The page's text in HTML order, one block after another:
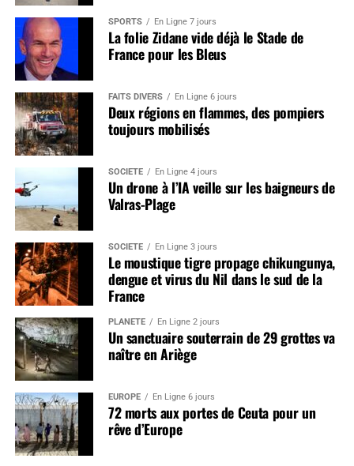
SPORTS En Ligne 7 jours
La folie Zidane vide déjà le Stade de
France pour les Bleus
FAITS DIVERS En Ligne 6 jours
Deux régions en flammes, des pompiers
toujours mobilisés
SOCIÉTÉ En Ligne 4 jours
Un drone à l’IA veille sur les baigneurs de
Valras-Plage
SOCIÉTÉ En Ligne 3 jours
Le moustique tigre propage chikungunya,
dengue et virus du Nil dans le sud de la
France
PLANÈTE En Ligne 2 jours
Un sanctuaire souterrain de 29 grottes va
naître en Ariège
EUROPE En Ligne 6 jours
72 morts aux portes de Ceuta pour un
rêve d’Europe